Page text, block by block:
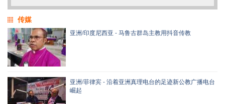
传媒
亚洲/印度尼西亚 - 马鲁古群岛主教用抖音传教
亚洲/菲律宾 - 沿着亚洲真理电台的足迹新公教广播电台
崛起